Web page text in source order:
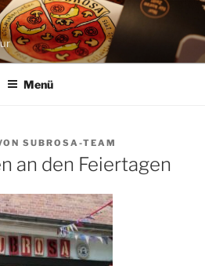
Menü
SUBROSA-TEAM
an den Feiertagen